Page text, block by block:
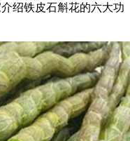
绍铁皮石斛花的六大功